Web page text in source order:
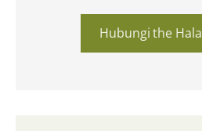
Hubungi the